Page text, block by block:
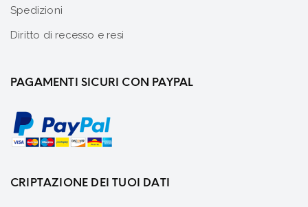
Spedizioni
Diritto di recesso e resi
PAGAMENTI SICURI CON PAYPAL
CRIPTAZIONE DEI TUOI DATI